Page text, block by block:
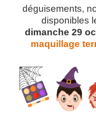
déguisements,
disponibles
dimanche 29
maquillage